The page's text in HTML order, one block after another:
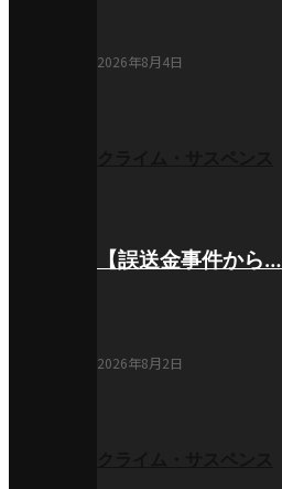
2026年8月4日
【誤送金事件から…
2026年8月2日